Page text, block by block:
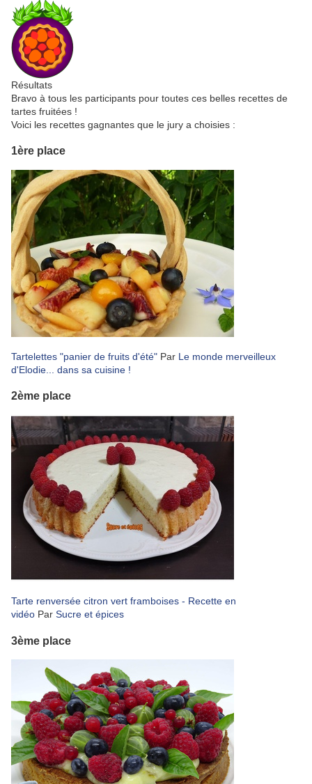
Résultats
Bravo à tous les participants pour toutes ces belles recettes de
tartes fruitées !
Voici les recettes gagnantes que le jury a choisies :
1ère place
Tartelettes "panier de fruits d'été" Par Le monde merveilleux
d'Elodie... dans sa cuisine !
2ème place
Tarte renversée citron vert framboises - Recette en
vidéo Par Sucre et épices
3ème place